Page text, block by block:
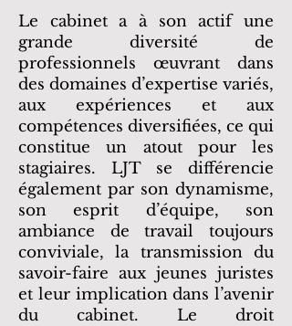
Le cabinet a à son actif une
grande diversité de
professionnels œuvrant dans
des domaines d’expertise variés,
aux expériences et aux
compétences diversifiées, ce qui
constitue un atout pour les
stagiaires. LJT se différencie
également par son dynamisme,
son esprit d’équipe, son
ambiance de travail toujours
conviviale, la transmission du
savoir-faire aux jeunes juristes
et leur implication dans l’avenir
du cabinet. Le droit